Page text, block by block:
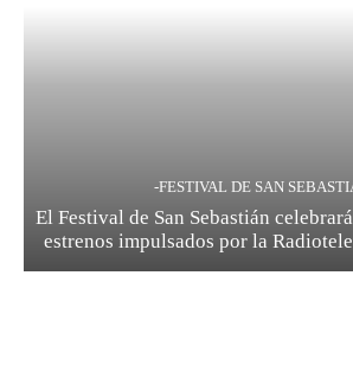
-FESTIVAL DE SAN
El Festival de San Sebastián
estrenos impulsados por la